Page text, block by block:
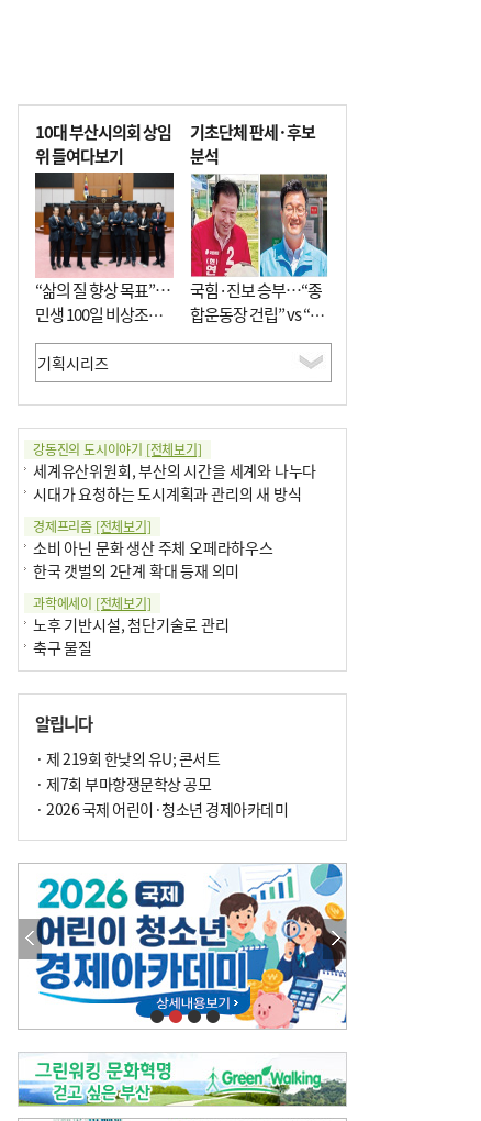
10대 부산시의회 상임
위 들여다보기
“삶의 질 향상 목표”…
민생 100일 비상조치
면밀 심사
기초단체 판세·후보
분석
국힘·진보 승부…“종
합운동장 건립” vs “출
근 공공버스 도입”
강동진의 도시이야기 [전체보기]
세계유산위원회, 부산의 시간을 세계와 나누다
시대가 요청하는 도시계획과 관리의 새 방식
경제프리즘 [전체보기]
소비 아닌 문화 생산 주체 오페라하우스
한국 갯벌의 2단계 확대 등재 의미
과학에세이 [전체보기]
노후 기반시설, 첨단기술로 관리
축구 물질
부정선거
선관위와 尹의 ‘0점 답안’
기고[전체보기]
환자의 희망, 헌혈의 힘
대학과 지역 ‘연결’이 지역혁신이다
엘리트 자평해온 市 공무원…생중계 회의서 능력 입증을
김준희의 클래식 인사이트[전체보기]
여름날의 애상, 왈츠
빛나는 꿈의 계절, 4월의 노래
김지윤의 우리음악 이야기[전체보기]
세종시대 음악이 전해진 이유
영산회상, 불교음악에서 풍류음악으로
뉴스와 현장[전체보기]
‘800조 투자’ 희비 가른 재생에너지
뜨거워지는 바다, 북쪽으로 열리는 항로
알립니다
· 제 219회 한낮의 유U; 콘서트
· 제7회 부마항쟁문학상 공모
· 2026 국제 어린이·청소년 경제아카데미